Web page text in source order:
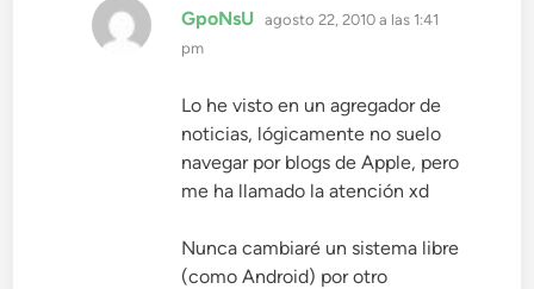
GpoNsU dice:
agosto 22, 2010 a las 1:41
pm
Lo he visto en un agregador de
noticias, lógicamente no suelo
navegar por blogs de Apple, pero
me ha llamado la atención xd
Nunca cambiaré un sistema libre
(como Android) por otro